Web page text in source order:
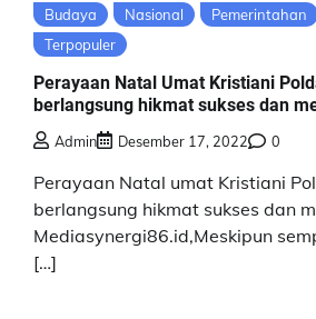
Budaya Nasional Pemerintahan
Terpopuler
Perayaan Natal Umat Kristiani
berlangsung hikmat sukses dan
Admin Desember 17, 2022 0
Perayaan Natal umat Kristiani
berlangsung hikmat sukses dan
Mediasynergi86.id,Meskipun
[…]